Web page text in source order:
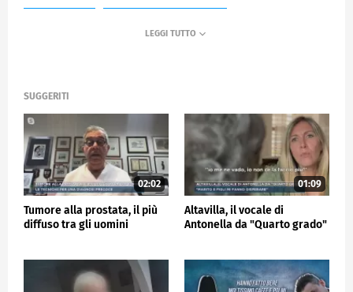
SUGGERITI
02:02
Tumore alla prostata, il più
diffuso tra gli uomini
01:09
Altavilla, il vocale di
Antonella da "Quarto grado"